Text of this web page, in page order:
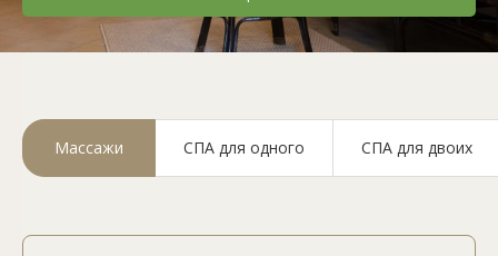
Мой Тай
метро Прокшино
Массажи СПА для одного СПА для двоих